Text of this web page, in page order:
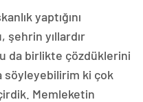
yaptığını
şehrin yıllardır
da birlikte çözdüklerini
söyleyebilirim ki çok
Memleketin